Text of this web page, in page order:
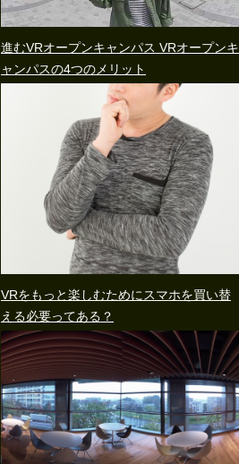
進むVRオープンキャンパス VRオープンキ
ャンパスの4つのメリット
VRをもっと楽しむためにスマホを買い替
える必要ってある？